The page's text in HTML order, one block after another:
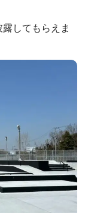
してもらえま